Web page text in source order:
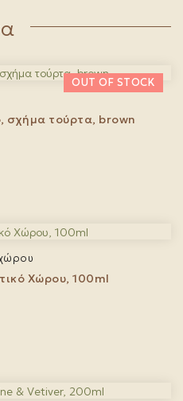
σχήμα τούρτα, brown
Χώρου, 100ml